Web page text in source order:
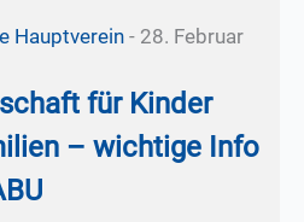
Hauptverein - 28. Februar
für Kinder
– wichtige Info